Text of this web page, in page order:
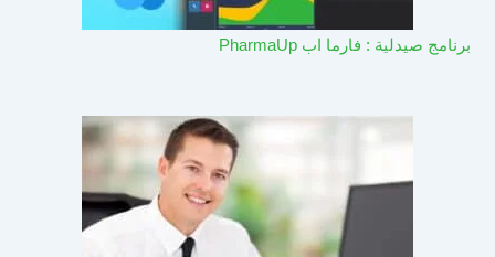
برنامج صيدلية : فارما اب PharmaUp​